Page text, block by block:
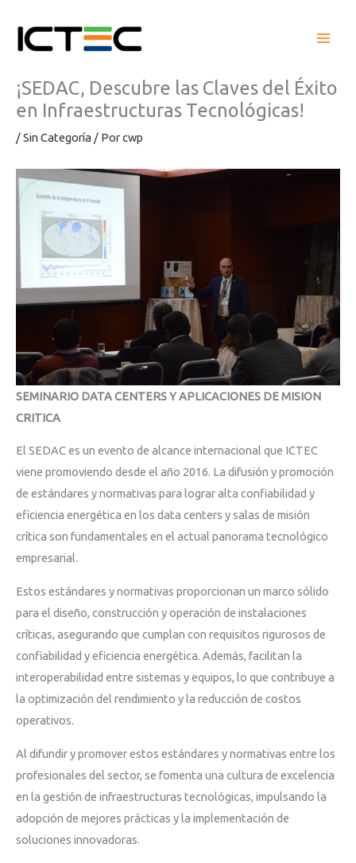
contenido
¡SEDAC, Descubre las Claves del Éxito
en Infraestructuras Tecnológicas!
/Sin Categoría / Porcwp
SEMINARIO DATA CENTERS Y APLICACIONES DE MISION
CRITICA
El SEDAC es un evento de alcance internacional que ICTEC
viene promoviendo desde el año 2016. La difusión y promoción
de estándares y normativas para lograr alta confiabilidad y
eficiencia energética en los data centers y salas de misión
crítica son fundamentales en el actual panorama tecnológico
empresarial.
Estos estándares y normativas proporcionan un marco sólido
para el diseño, construcción y operación de instalaciones
críticas, asegurando que cumplan con requisitos rigurosos de
confiabilidad y eficiencia energética. Además, facilitan la
interoperabilidad entre sistemas y equipos, lo que contribuye a
la optimización del rendimiento y la reducción de costos
operativos.
Al difundir y promover estos estándares y normativas entre los
profesionales del sector, se fomenta una cultura de excelencia
en la gestión de infraestructuras tecnológicas, impulsando la
adopción de mejores prácticas y la implementación de
soluciones innovadoras.